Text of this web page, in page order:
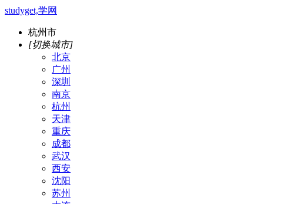
studyget,学网
杭州市
[切换城市]
北京
广州
深圳
南京
杭州
天津
重庆
成都
武汉
西安
沈阳
苏州